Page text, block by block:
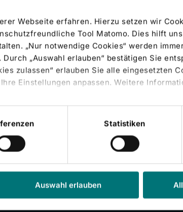
Webseite erfahren. Hierzu setzen wir
Tool Matomo. Dies hilft
„Nur notwendige Cookies“ werden
„Auswahl erlauben“ bestätigen Sie
zulassen“ erlauben Sie alle eingesetzten
Ihre Einstellungen anpassen. Weitere
Statistiken
Auswahl erlauben
Krankenhauses in Bad
verantwortlich.
in Bad Kissingen- Notarieller Kaufvertrag
Standard) und München;Freiverkehrin Berlin-